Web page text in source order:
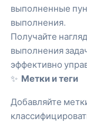
выполненные
выполнения.
Получайте
выполнения
эффективно
✨ Метки и теги
Добавляйте